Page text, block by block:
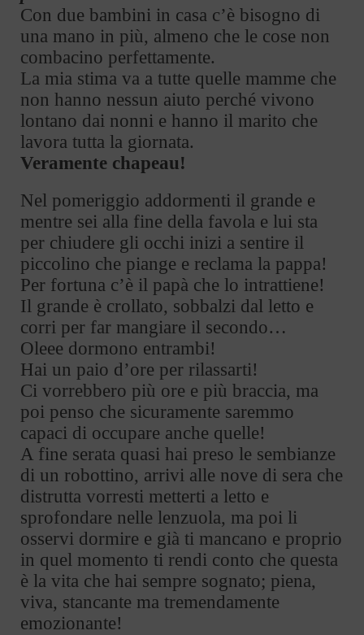
Con due bambini in casa c’è bisogno di
una mano in più, almeno che le cose non
combacino perfettamente.
La mia stima va a tutte quelle mamme che
non hanno nessun aiuto perché vivono
lontano dai nonni e hanno il marito che
lavora tutta la giornata.
Veramente chapeau!
Nel pomeriggio addormenti il grande e
mentre sei alla fine della favola e lui sta
per chiudere gli occhi inizi a sentire il
piccolino che piange e reclama la pappa!
Per fortuna c’è il papà che lo intrattiene!
Il grande è crollato, sobbalzi dal letto e
corri per far mangiare il secondo…
Oleee dormono entrambi!
Hai un paio d’ore per rilassarti!
Ci vorrebbero più ore e più braccia, ma
poi penso che sicuramente saremmo
capaci di occupare anche quelle!
A fine serata quasi hai preso le sembianze
di un robottino, arrivi alle nove di sera che
distrutta vorresti metterti a letto e
sprofondare nelle lenzuola, ma poi li
osservi dormire e già ti mancano e proprio
in quel momento ti rendi conto che questa
è la vita che hai sempre sognato; piena,
viva, stancante ma tremendamente
emozionante!